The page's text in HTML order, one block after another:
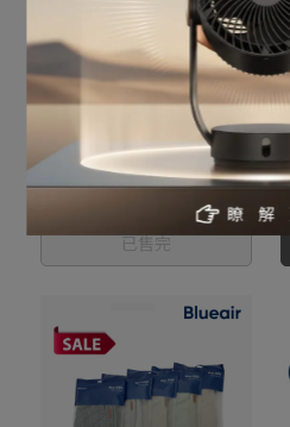
限量35折!【Blueair】
3450i前置濾網(5色可選)
NT$1,199
已售完